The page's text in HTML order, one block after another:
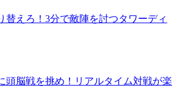
替えろ！3分で敵陣を討つタワーディ
頭脳戦を挑め！リアルタイム対戦が楽